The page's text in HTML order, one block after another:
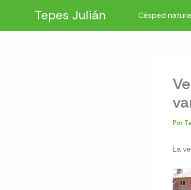
contenido
Tepes Julián Césped
Por
La